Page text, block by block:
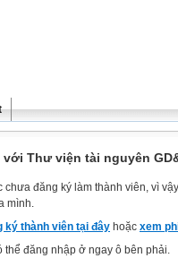
Thư viện tài nguyên
chưa đăng ký làm thành viên, vì
mình.
ký thành viên tại đây hoặc xem
thể đăng nhập ở ngay ô bên phải.